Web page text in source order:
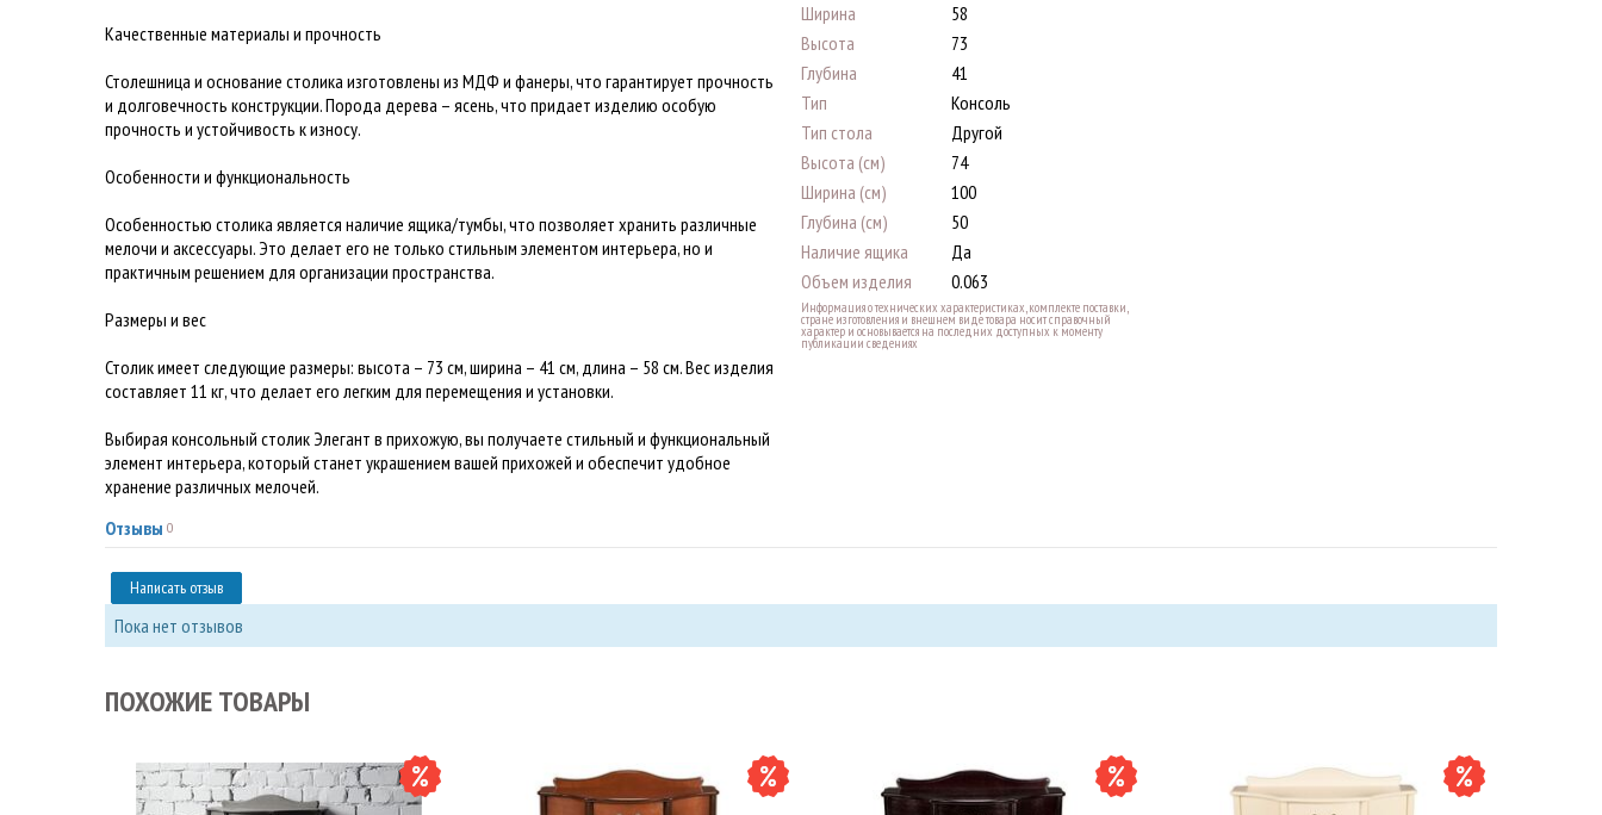
Качественные материалы и прочность
Столешница и основание столика изготовлены из МДФ и фанеры, что гарантирует прочность
и долговечность конструкции. Порода дерева – ясень, что придает изделию особую
прочность и устойчивость к износу.
Особенности и функциональность
Особенностью столика является наличие ящика/тумбы, что позволяет хранить различные
мелочи и аксессуары. Это делает его не только стильным элементом интерьера, но и
практичным решением для организации пространства.
Размеры и вес
Столик имеет следующие размеры: высота – 73 см, ширина – 41 см, длина – 58 см. Вес изделия
составляет 11 кг, что делает его легким для перемещения и установки.
Выбирая консольный столик Элегант в прихожую, вы получаете стильный и функциональный
элемент интерьера, который станет украшением вашей прихожей и обеспечит удобное
хранение различных мелочей.
Ширина
58
Высота
73
Глубина
41
Тип
Консоль
Тип стола
Другой
Высота (см)
74
Ширина (см)
100
Глубина (см)
50
Наличие ящика
Да
Объем изделия
0.063
Информация о технических характеристиках, комплекте поставки,
стране изготовления и внешнем виде товара носит справочный
характер и основывается на последних доступных к моменту
публикации сведениях
Отзывы 0
Написать отзыв
Пока нет отзывов
ПОХОЖИЕ ТОВАРЫ